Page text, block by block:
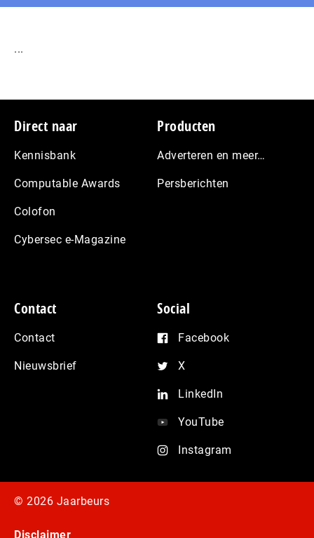
...
Footer
Direct naar
Kennisbank
Computable Awards
Colofon
Cybersec e-Magazine
Producten
Adverteren en meer…
Persberichten
Contact
Contact
Nieuwsbrief
Social
Facebook
X
LinkedIn
YouTube
Instagram
© 2026 Jaarbeurs
Disclaimer